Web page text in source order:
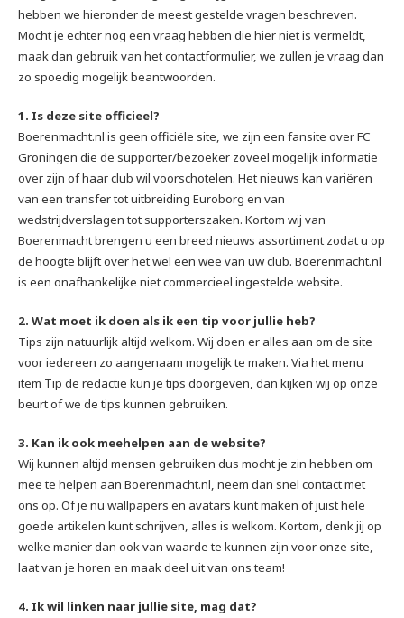
hebben we hieronder de meest gestelde vragen beschreven.
Mocht je echter nog een vraag hebben die hier niet is vermeldt,
maak dan gebruik van het contactformulier, we zullen je vraag dan
zo spoedig mogelijk beantwoorden.
1. Is deze site officieel?
Boerenmacht.nl is geen officiële site, we zijn een fansite over FC
Groningen die de supporter/bezoeker zoveel mogelijk informatie
over zijn of haar club wil voorschotelen. Het nieuws kan variëren
van een transfer tot uitbreiding Euroborg en van
wedstrijdverslagen tot supporterszaken. Kortom wij van
Boerenmacht brengen u een breed nieuws assortiment zodat u op
de hoogte blijft over het wel een wee van uw club. Boerenmacht.nl
is een onafhankelijke niet commercieel ingestelde website.
2. Wat moet ik doen als ik een tip voor jullie heb?
Tips zijn natuurlijk altijd welkom. Wij doen er alles aan om de site
voor iedereen zo aangenaam mogelijk te maken. Via het menu
item Tip de redactie kun je tips doorgeven, dan kijken wij op onze
beurt of we de tips kunnen gebruiken.
3. Kan ik ook meehelpen aan de website?
Wij kunnen altijd mensen gebruiken dus mocht je zin hebben om
mee te helpen aan Boerenmacht.nl, neem dan snel contact met
ons op. Of je nu wallpapers en avatars kunt maken of juist hele
goede artikelen kunt schrijven, alles is welkom. Kortom, denk jij op
welke manier dan ook van waarde te kunnen zijn voor onze site,
laat van je horen en maak deel uit van ons team!
4. Ik wil linken naar jullie site, mag dat?